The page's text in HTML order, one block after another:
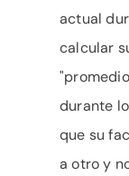
actual
calcular
durante
que su
a otro y